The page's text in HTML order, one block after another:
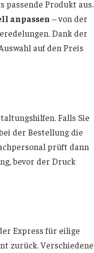
passende Produkt aus.
anpassen – von der
Dank der
auf den Preis
Falls Sie
der Bestellung die
prüft dann
bevor der Druck
Express für eilige
zurück. Verschiedene